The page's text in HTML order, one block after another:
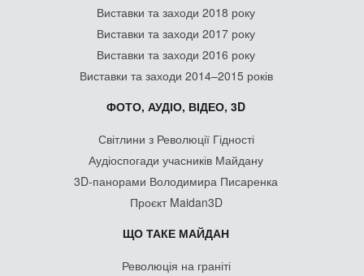
Виставки та заходи 2018 року
Виставки та заходи 2017 року
Виставки та заходи 2016 року
Виставки та заходи 2014–2015 років
ФОТО, АУДІО, ВІДЕО, 3D
Світлини з Революції Гідності
Аудіоспогади учасників Майдану
3D-панорами Володимира Писаренка
Проєкт Maidan3D
ЩО ТАКЕ МАЙДАН
Революція на граніті